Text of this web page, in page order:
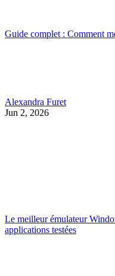
Guide complet : Comment
Alexandra Furet
Jun 2, 2026
Le meilleur émulateur
applications testées